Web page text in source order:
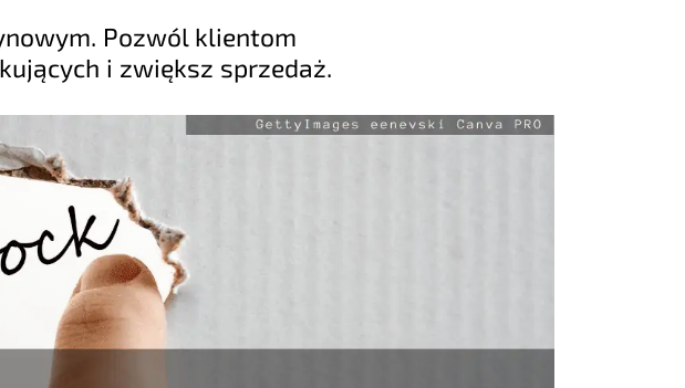
Pozwól klientom
i zwiększ sprzedaż.